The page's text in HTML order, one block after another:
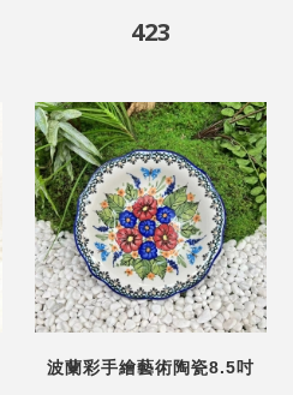
423
波蘭彩手繪藝術陶瓷8.5吋